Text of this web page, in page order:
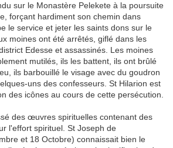
sur le Monastère Pelekete à la poursuite
forçant hardiment son chemin dans
le service et jeter les saints dons sur le
moines ont été arrêtés giflé dans les
Edesse et assassinés Les moines
mutilés ils les battent ils ont brûlé
ils barbouillé le visage avec du goudron
uns des confesseurs St Hilarion est
des icônes au cours de cette persécution.
des œuvres spirituelles contenant des
l'effort spirituel St Joseph de
et 18 Octobre) connaissait bien le